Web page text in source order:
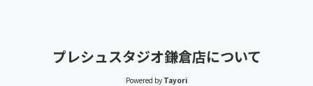
プレシュスタジオ鎌倉店について
Powered by Tayori